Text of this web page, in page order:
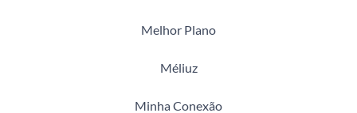
Melhor Plano
Méliuz
Minha Conexão